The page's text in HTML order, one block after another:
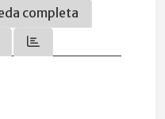
completa